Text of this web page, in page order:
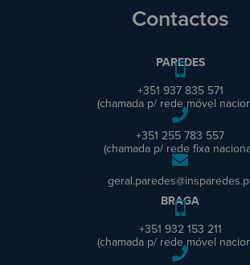
Contactos
PAREDES
+351 937 835 571
(chamada p/ rede móvel
+351 255 783 557
(chamada p/ rede fixa
BRAGA
+351 932 153 211
(chamada p/ rede móvel